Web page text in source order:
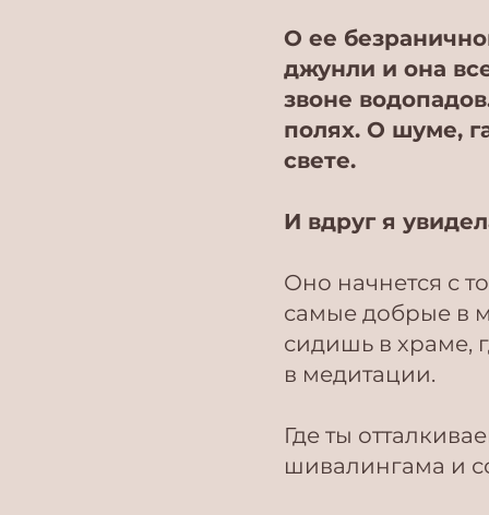
О ее
джунли и она
звоне
полях. О шуме,
свете.
И вдруг я
Оно начнется с
самые добрые в
сидишь в храме,
в медитации.
Где ты
шивалингама и